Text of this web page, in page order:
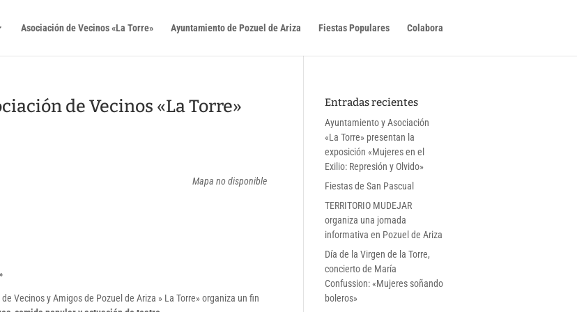
Asociación de Vecinos «La Torre» Ayuntamiento de Pozuel de Ariza Fiestas Populares Colabora
de Vecinos «La Torre»
Mapa no disponible
Vecinos y Amigos de Pozuel de Ariza » La Torre» organiza un fin
Entradas recientes
Ayuntamiento y Asociación
«La Torre» presentan la
exposición «Mujeres en el
Exilio: Represión y Olvido»
Fiestas de San Pascual
TERRITORIO MUDEJAR
organiza una jornada
informativa en Pozuel de Ariza
Día de la Virgen de la Torre,
concierto de María
Confussion: «Mujeres soñando
boleros»